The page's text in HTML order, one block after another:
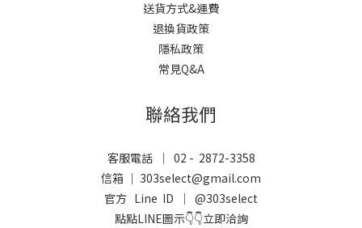
送貨方式&運費
退換貨政策
隱私政策
常見Q&A
聯絡我們
客服電話 ｜ 02 - 2872-3358
信箱 ｜ 303select@gmail.com
官方 Line ID ｜ @303select
點點LINE圖示👇👇立即洽詢